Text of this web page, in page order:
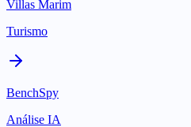
Villas Marim
Turismo
BenchSpy
Análise IA